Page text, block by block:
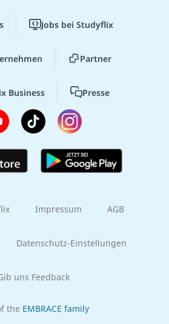
Jobs bei Studyflix
Partner
Business Presse
Impressum AGB
Datenschutz-Einstellungen
uns Feedback
the EMBRACE family